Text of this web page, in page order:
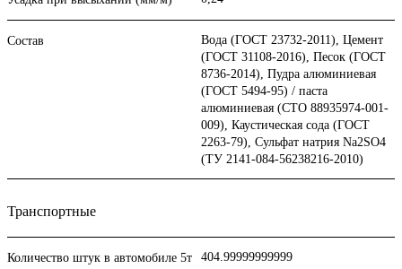
Состав
Вода (ГОСТ 23732-2011), Цемент
(ГОСТ 31108-2016), Песок (ГОСТ
8736-2014), Пудра алюминиевая
(ГОСТ 5494-95) / паста
алюминиевая (СТО 88935974-001-
009), Каустическая сода (ГОСТ
2263-79), Сульфат натрия Na2SO4
(ТУ 2141-084-56238216-2010)
Транспортные
Количество штук в автомобиле 5т
404.99999999999